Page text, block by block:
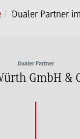
Dualer Partner
Dualer Partner
GmbH &